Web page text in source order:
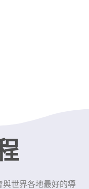
與世界各地最好的導